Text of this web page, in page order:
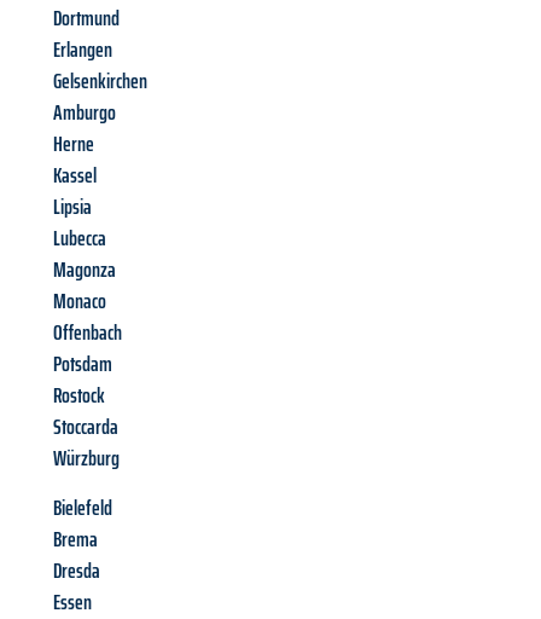
Dortmund
Erlangen
Gelsenkirchen
Amburgo
Herne
Kassel
Lipsia
Lubecca
Magonza
Monaco
Offenbach
Potsdam
Rostock
Stoccarda
Würzburg
Bielefeld
Brema
Dresda
Essen